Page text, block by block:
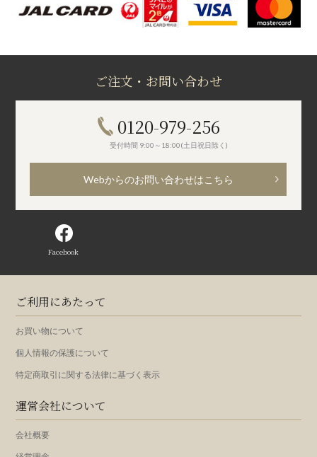
ご注文・お問い合わせ
0120-979-256
受付時間 9:00～18:00(土日祝日除く)
Webからのお問い合わせはこちら
Facebook
ご利用にあたって
お買い物について
個人情報の保護について
特定商取引に関する法律に基づく表示
運営会社について
会社概要